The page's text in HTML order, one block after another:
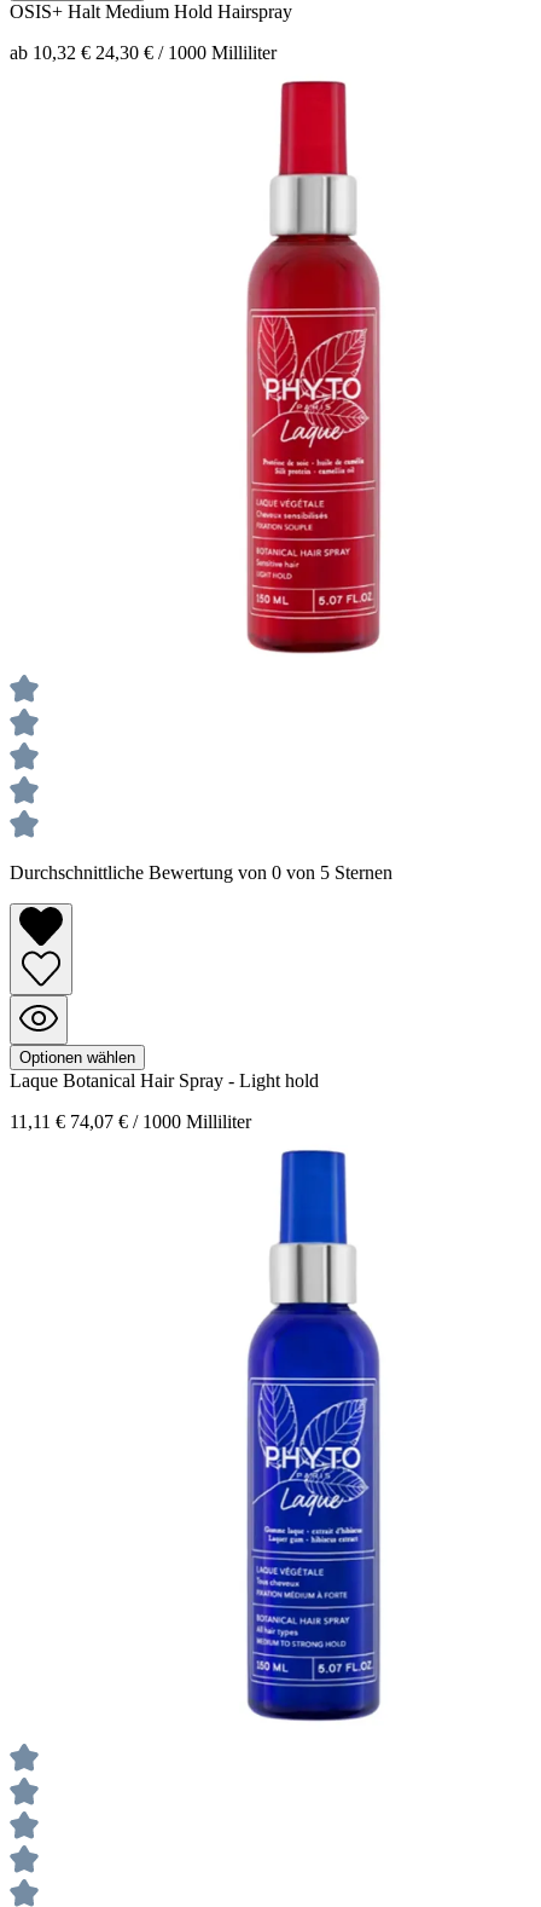
OSIS+ Halt Medium Hold Hairspray
ab 10,32 € 24,30 € / 1000 Milliliter
Durchschnittliche Bewertung von 0 von 5 Sternen
Optionen wählen
Laque Botanical Hair Spray - Light hold
11,11 € 74,07 € / 1000 Milliliter